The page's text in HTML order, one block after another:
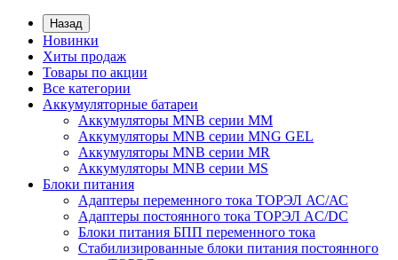
Назад
Новинки
Хиты продаж
Товары по акции
Все категории
Аккумуляторные батареи
Аккумуляторы MNB серии MM
Аккумуляторы MNB серии MNG GEL
Аккумуляторы MNB серии MR
Аккумуляторы MNB серии MS
Блоки питания
Адаптеры переменного тока ТОРЭЛ АС/АС
Адаптеры постоянного тока ТОРЭЛ AC/DC
Блоки питания БПП переменного тока
Стабилизированные блоки питания постоянного